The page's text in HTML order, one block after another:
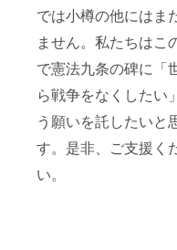
では小樽の他にはま
ません。私たちはこ
で憲法九条の碑に「
ら戦争をなくしたい
う願いを託したいと
す。是非、ご支援く
い。